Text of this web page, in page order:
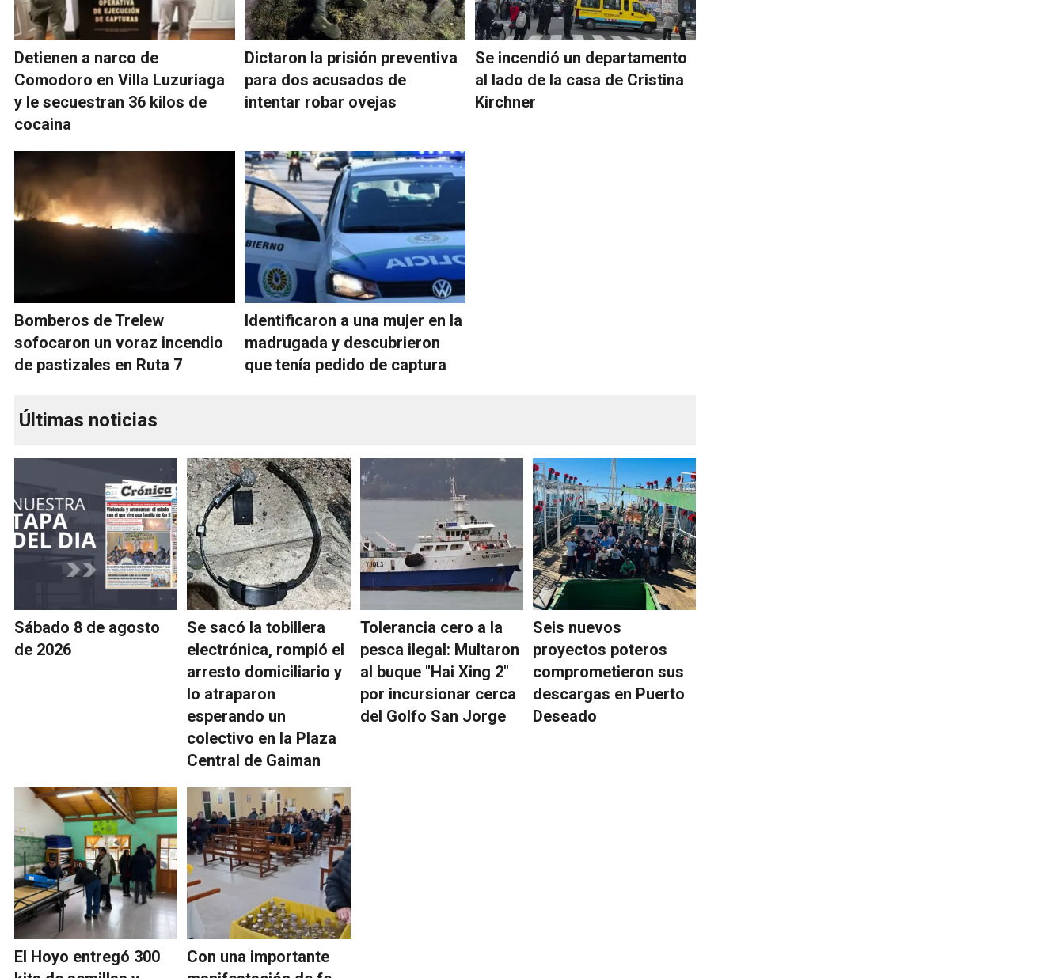
Detienen a narco de
Comodoro en Villa Luzuriaga
y le secuestran 36 kilos de
cocaina
Dictaron la prisión preventiva
para dos acusados de
intentar robar ovejas
Se incendió un departamento
al lado de la casa de Cristina
Kirchner
Bomberos de Trelew
sofocaron un voraz incendio
de pastizales en Ruta 7
Identificaron a una mujer en la
madrugada y descubrieron
que tenía pedido de captura
Últimas noticias
Sábado 8 de agosto
de 2026
Se sacó la tobillera
electrónica, rompió el
arresto domiciliario y
lo atraparon
esperando un
colectivo en la Plaza
Central de Gaiman
Tolerancia cero a la
pesca ilegal: Multaron
al buque "Hai Xing 2"
por incursionar cerca
del Golfo San Jorge
Seis nuevos
proyectos poteros
comprometieron sus
descargas en Puerto
Deseado
El Hoyo entregó 300
Con una importante